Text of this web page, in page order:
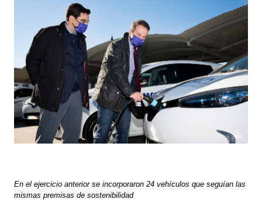
En el ejercicio anterior se incorporaron 24 vehículos que seguían las
mismas premisas de sostenibilidad